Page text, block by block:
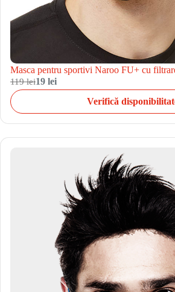
Masca pentru sportivi Naroo FU+ cu
119 lei19 lei
Verifică